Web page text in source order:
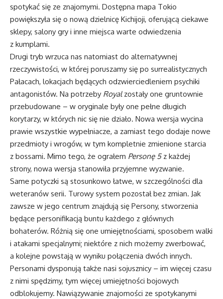
spotykać się ze znajomymi. Dostępna mapa Tokio
powiększyła się o nową dzielnicę Kichijoji, oferującą ciekawe
sklepy, salony gry i inne miejsca warte odwiedzenia
z kumplami.
Drugi tryb wrzuca nas natomiast do alternatywnej
rzeczywistości, w której poruszamy się po surrealistycznych
Pałacach, lokacjach będących odzwierciedleniem psychiki
antagonistów. Na potrzeby Royalzostały one gruntownie
przebudowane – w oryginale były one pełne długich
korytarzy, w których nic się nie działo. Nowa wersja wycina
prawie wszystkie wypełniacze, a zamiast tego dodaje nowe
przedmioty i wrogów, w tym kompletnie zmienione starcia
z bossami. Mimo tego, że ograłem Personę 5z każdej
strony, nowa wersja stanowiła przyjemne wyzwanie.
Same potyczki są stosunkowo łatwe, w szczególności dla
weteranów serii. Turowy system pozostał bez zmian. Jak
zawsze w jego centrum znajdują się Persony, stworzenia
będące personifikacją buntu każdego z głównych
bohaterów. Różnią się one umiejętnościami, sposobem walki
i atakami specjalnymi; niektóre z nich możemy zwerbować,
a kolejne powstają w wyniku połączenia dwóch innych.
Personami dysponują także nasi sojusznicy – im więcej czasu
z nimi spędzimy, tym więcej umiejętności bojowych
odblokujemy. Nawiązywanie znajomości ze spotykanymi